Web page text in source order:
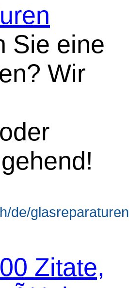
Sie eine
Wir
de/glasreparaturen
Zitate,